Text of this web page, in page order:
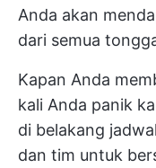
Anda akan
dari semua
Kapan Anda
kali Anda panik
di belakang
dan tim untuk